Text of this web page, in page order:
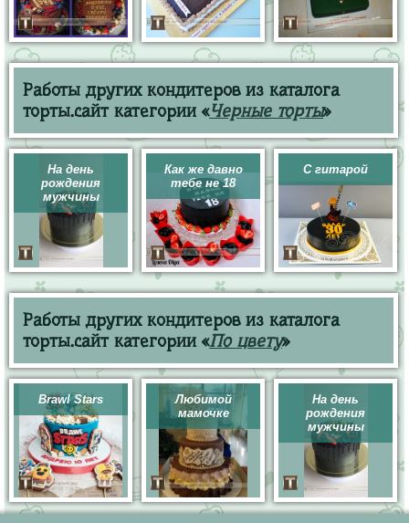
Работы других кондитеров из каталога
торты.сайт категории «Черные торты»
На день
рождения
мужчины
Как же давно
тебе не 18
С гитарой
Работы других кондитеров из каталога
торты.сайт категории «По цвету»
Brawl Stars
Любимой
мамочке
На день
рождения
мужчины